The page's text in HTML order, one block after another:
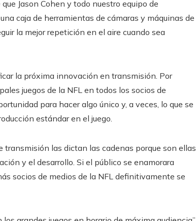
Jason Cohen y todo nuestro equipo de
caja de herramientas de cámaras y máquinas de
la mejor repetición en el aire cuando sea
la próxima innovación en transmisión. Por
juegos de la NFL en todos los socios de
para hacer algo único y, a veces, lo que se
estándar en el juego.
las dictan las cadenas porque son ellas
y el desarrollo. Si el público se enamorara
socios de medios de la NFL definitivamente se